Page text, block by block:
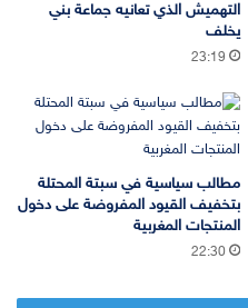
التهميش الذي تعانيه جماعة بني
يخلف
23:19
مطالب سياسية في سبتة المحتلة
بتخفيف القيود المفروضة على دخول
المنتجات المغربية
22:30